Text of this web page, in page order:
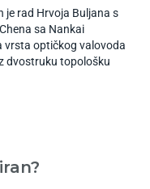
je rad Hrvoja Buljana s
sa Nankai
vrsta optičkog valovoda
dvostruku topološku